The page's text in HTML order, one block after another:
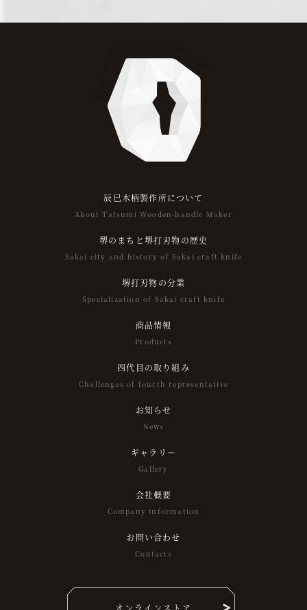
辰巳木柄製作所について
About Tatsumi Wooden-handle Maker
堺のまちと堺打刃物の歴史
Sakai city and history of Sakai craft knife
堺打刃物の分業
Specialization of Sakai craft knife
商品情報
Products
四代目の取り組み
Challenges of fourth representative
お知らせ
News
ギャラリー
Gallery
会社概要
Company information
お問い合わせ
Contacts